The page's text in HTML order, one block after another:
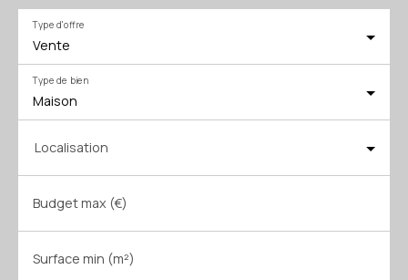
Vente
Type d'offre
Maison
Type de bien
Localisation
Budget max (€)
Surface min (m²)